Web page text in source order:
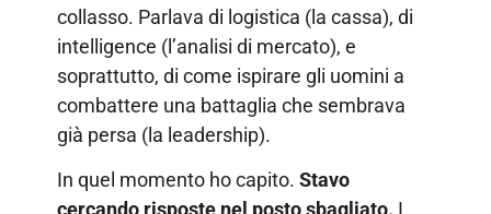
collasso. Parlava di logistica (la cassa), di
intelligence (l’analisi di mercato), e
soprattutto, di come ispirare gli uomini a
combattere una battaglia che sembrava
già persa (la leadership).
In quel momento ho capito.Stavo
cercando risposte nel posto sbagliato. I